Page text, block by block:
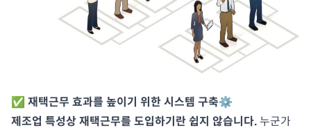
✅ 재택근무 효과를 높이기 위한 시스템 구축⚙️
제조업 특성상 재택근무를 도입하기란 쉽지 않습니다.누군가